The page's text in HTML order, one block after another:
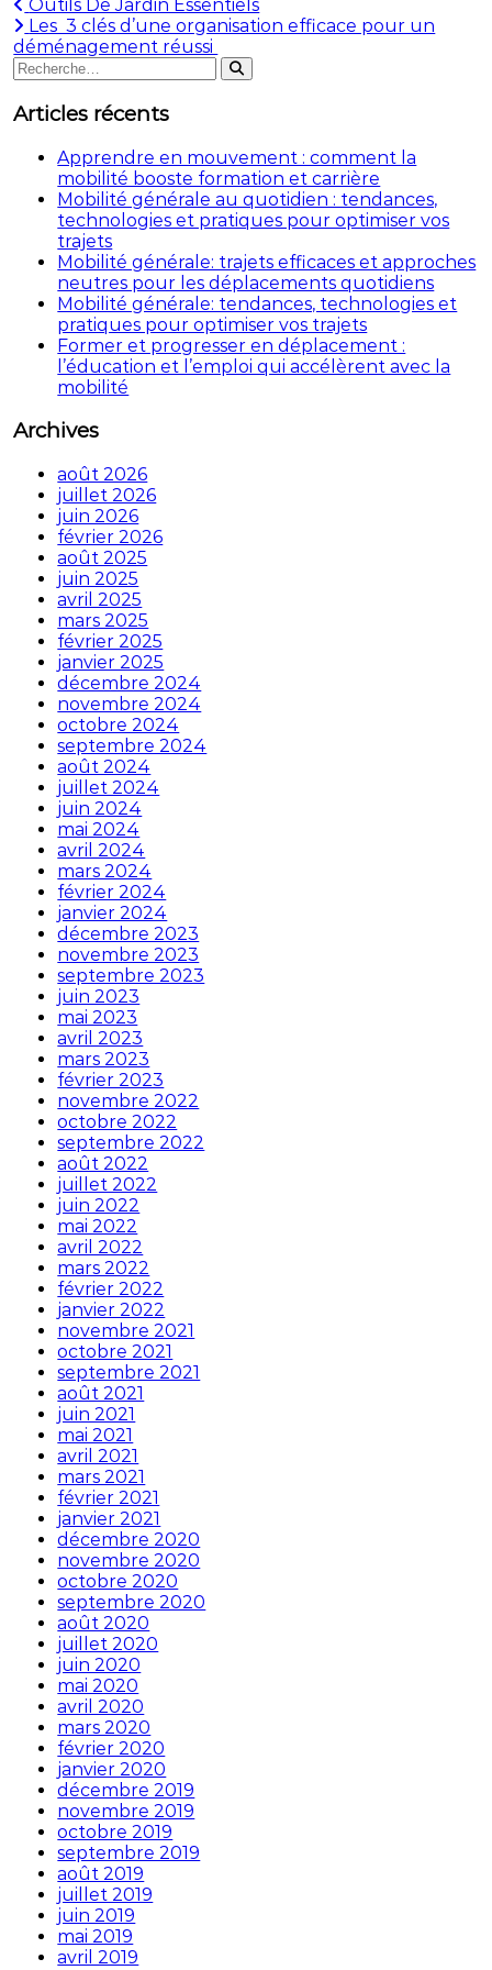
Navigation
de
l’article
Outils De Jardin Essentiels
Les 3 clés d’une organisation efficace pour un
déménagement réussi
Rechercher
Rechercher
Articles récents
Apprendre en mouvement : comment la
mobilité booste formation et carrière
Mobilité générale au quotidien : tendances,
technologies et pratiques pour optimiser vos
trajets
Mobilité générale: trajets efficaces et approches
neutres pour les déplacements quotidiens
Mobilité générale: tendances, technologies et
pratiques pour optimiser vos trajets
Former et progresser en déplacement :
l’éducation et l’emploi qui accélèrent avec la
mobilité
Archives
août 2026
juillet 2026
juin 2026
février 2026
août 2025
juin 2025
avril 2025
mars 2025
février 2025
janvier 2025
décembre 2024
novembre 2024
octobre 2024
septembre 2024
août 2024
juillet 2024
juin 2024
mai 2024
avril 2024
mars 2024
février 2024
janvier 2024
décembre 2023
novembre 2023
septembre 2023
juin 2023
mai 2023
avril 2023
mars 2023
février 2023
novembre 2022
octobre 2022
septembre 2022
août 2022
juillet 2022
juin 2022
mai 2022
avril 2022
mars 2022
février 2022
janvier 2022
novembre 2021
octobre 2021
septembre 2021
août 2021
juin 2021
mai 2021
avril 2021
mars 2021
février 2021
janvier 2021
décembre 2020
novembre 2020
octobre 2020
septembre 2020
août 2020
juillet 2020
juin 2020
mai 2020
avril 2020
mars 2020
février 2020
janvier 2020
décembre 2019
novembre 2019
octobre 2019
septembre 2019
août 2019
juillet 2019
juin 2019
mai 2019
avril 2019